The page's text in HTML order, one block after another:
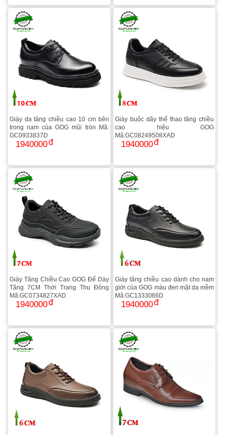
Giày da tăng chiều cao 10 cm bên
trong nam của GOG mũi tròn Mã:
GC0933837D
1940000
Giày buộc dây thể thao tăng chiều
cao hiệu GOG
Mã:GC08249508XAD
1940000
Giày Tăng Chiều Cao GOG Đế Dày
Tăng 7CM Thời Trang Thu Đông
Mã:GC0734827XAD
1940000
Giày tăng chiều cao dành cho nam
giới của GOG màu đen mặt da mềm
Mã:GC1333066D
1940000